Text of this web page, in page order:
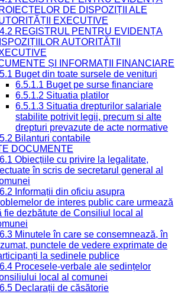
DE DISPOZIȚII ALE
EXECUTIVE
REGISTRUL PENTRU EVIDENȚA
AUTORITĂȚII
ȘI INFORMAȚII FINANCIARE
Buget din toate sursele de venituri
6.5.1.1 Buget pe surse financiare
6.5.1.2 Situatia platilor
6.5.1.3 Situatia drepturilor salariale
stabilite potrivit legii, precum si alte
drepturi prevazute de acte normative
Bilanturi contabile
DOCUMENTE
Obiecțiile cu privire la legalitate,
în scris de secretarul general al
Informații din oficiu asupra
de interes public care urmează
fie dezbătute de Consiliul local al
Minutele în care se consemnează, în
punctele de vedere exprimate de
la ședinele publice
Procesele-verbale ale ședințelor
local al comunei
Declarații de căsătorie